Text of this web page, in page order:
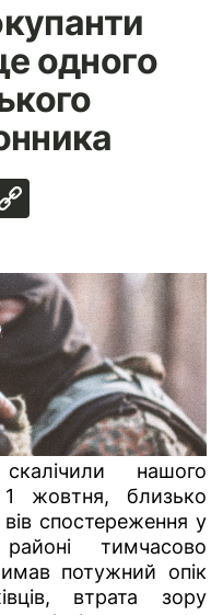
одного
нашого
жовтня, близько
спостереження у
тимчасово
потужний опік
втрата зору